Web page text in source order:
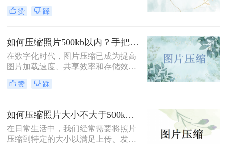
限、网页上传被拒、本地存储吃紧。
不同压缩方法在压缩率、画质损失、
可能导致图片模糊到无法使用，或者
压缩后体积几乎没变。
赞 踩
如何压缩照片500kb以内？手把手教你4个压缩方法！
在数字化时代，图片压缩已成为提高
图片加载速度、共享效率和存储效率
的重要手段。无论是个人用户还是企
业用户，都经常需要将照片压缩到特
压缩照片500kb以内呢？本文将介绍
四种将照片压缩到500KB以内的方
法。
赞 踩
如何压缩照片大小不大于500k？学会这2种压缩方法轻松解决！
在日常生活中，我们经常需要将照片
压缩到特定的大小以满足上传、发送